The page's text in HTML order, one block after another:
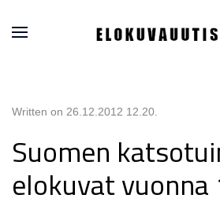
Written on 26.12.2012 12.20
Suomen
elokuvat vuonna